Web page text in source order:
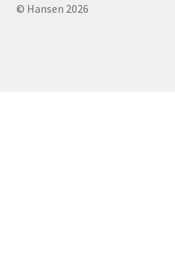
© Hansen 2026